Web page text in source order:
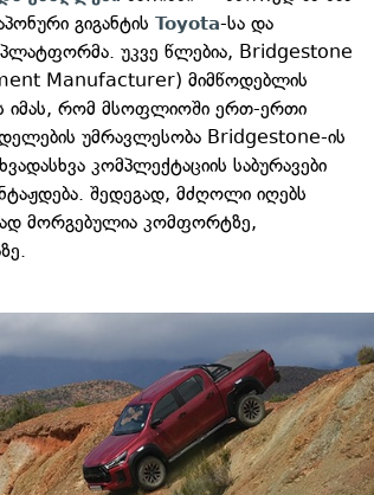
გიგანტისToyota-სა და
უკვე წლებია, Bridgestone
Manufacturer) მიმწოდებლის
იმას, რომ მსოფლიოში ერთ-ერთი
უმრავლესობა Bridgestone-ის
კომპლექტაციის საბურავები
შედეგად, მძღოლი იღებს
მორგებულია კომფორტზე,